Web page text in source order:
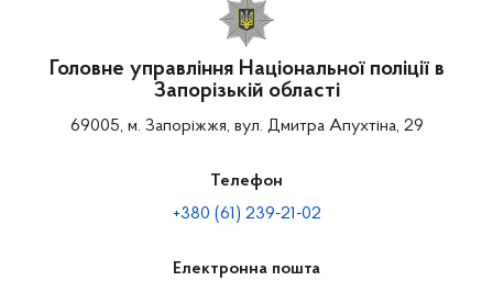
Головне управління Національної поліції в
Запорізькій області
69005, м. Запоріжжя, вул. Дмитра Апухтіна, 29
Телефон
+380 (61) 239-21-02
Електронна пошта